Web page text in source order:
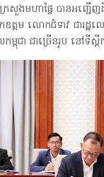
សួងមហាផ្ទៃ បានអញ្ជើញ
ម លោកជំទាវ ជារដ្ឋល
ជា ជាច្រើនរូប នៅទីស្តី